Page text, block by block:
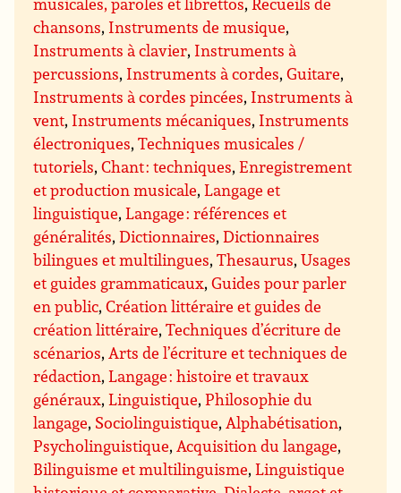
chansons, Instruments de musique,
Instruments à clavier, Instruments à
percussions, Instruments à cordes,Guitare,
Instruments à cordes pincées, Instruments à
vent, Instruments mécaniques, Instruments
électroniques,Techniques musicales /
tutoriels,Chant : techniques,Enregistrement
et production musicale,Langage et
linguistique,Langage : références et
généralités,Dictionnaires,Dictionnaires
bilingues et multilingues,Thesaurus,Usages
et guides grammaticaux,Guides pour parler
en public,Création littéraire et guides de
création littéraire,Techniques d’écriture de
scénarios,Arts de l’écriture et techniques de
rédaction,Langage : histoire et travaux
généraux,Linguistique,Philosophie du
langage, Sociolinguistique,Alphabétisation,
Psycholinguistique,Acquisition du langage,
Bilinguisme et multilinguisme,Linguistique